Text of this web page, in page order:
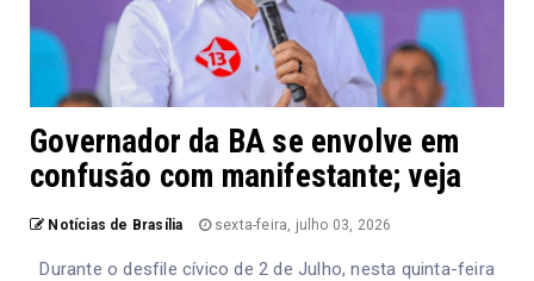
Governador da BA se envolve em
confusão com manifestante; veja
Notícias de Brasília sexta-feira, julho 03, 2026
Durante o desfile cívico de 2 de Julho, nesta quinta-feira